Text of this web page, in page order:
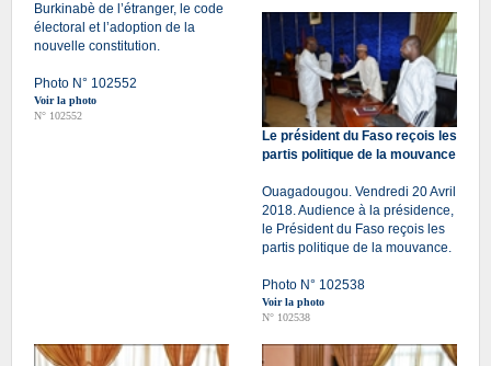
Burkinabè de l’étranger, le code
électoral et l’adoption de la
nouvelle constitution.
Photo N° 102552
Voir la photo
N° 102552
Le président du Faso reçois les
partis politique de la mouvance
Ouagadougou. Vendredi 20 Avril
2018. Audience à la présidence,
le Président du Faso reçois les
partis politique de la mouvance.
Photo N° 102538
Voir la photo
N° 102538